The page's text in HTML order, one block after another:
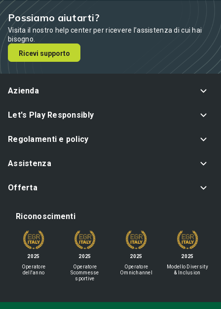
Possiamo aiutarti?
Visita il nostro help center per ricevere l’assistenza di cui hai
bisogno.
Ricevi supporto
Azienda
Let's Play Responsibly
Regolamenti e policy
Assistenza
Offerta
Riconoscimenti
2025
Operatore
dell'anno
2025
Operatore
Scommesse
sportive
2025
Operatore
Omnichannel
2025
Modello Diversity
& Inclusion